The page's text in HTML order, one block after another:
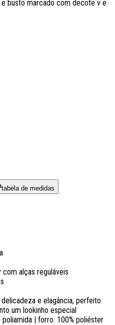
busto marcado com decote v e
tabela de medidas
alças reguláveis
e elagância, perfeito
um lookinho especial
| forro: 100% poliéster